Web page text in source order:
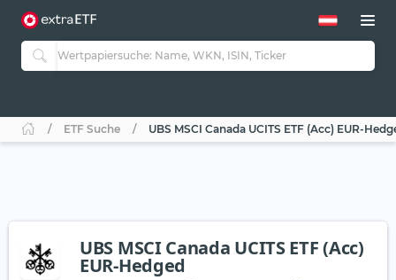
ETF Suche UBS MSCI Canada UCITS ETF (Acc) EUR-
UBS MSCI Canada UCITS ETF (Acc)
EUR-Hedged